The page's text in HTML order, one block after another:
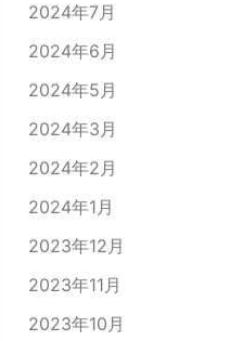
2024年7月
2024年6月
2024年5月
2024年3月
2024年2月
2024年1月
2023年12月
2023年11月
2023年10月